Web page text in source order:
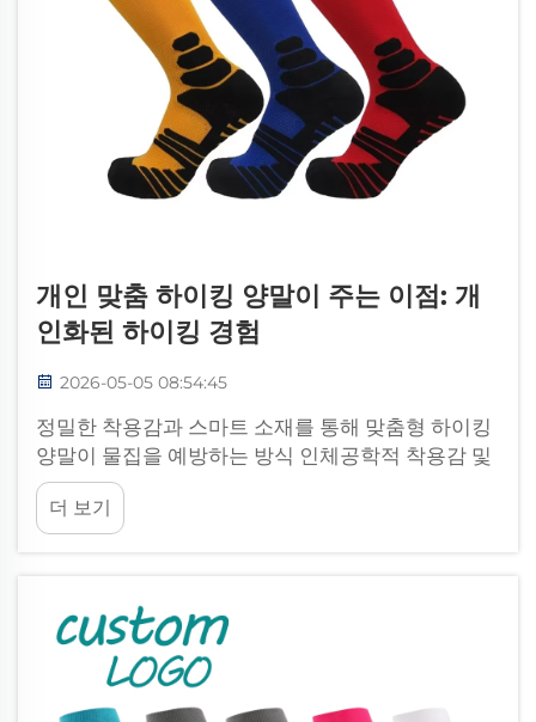
개인 맞춤 하이킹 양말이 주는 이점: 개
인화된 하이킹 경험
2026-05-05 08:54:45
정밀한 착용감과 스마트 소재를 통해 맞춤형 하이킹
양말이 물집을 예방하는 방식 인체공학적 착용감 및
목표 압박: 마찰의 근원에서 문제 차단 물집은 반복
적인 마찰로 피부 층이 자극받을 때 형성되며, 종종
주름...
더 보기